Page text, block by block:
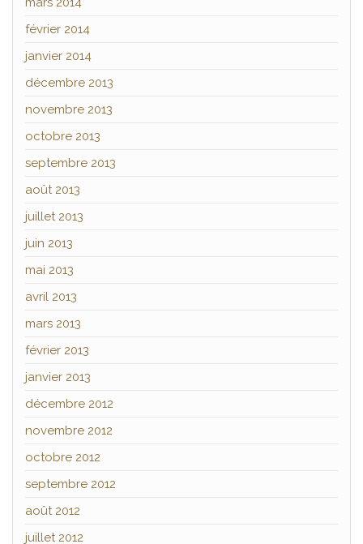
février 2014
janvier 2014
décembre 2013
novembre 2013
octobre 2013
septembre 2013
août 2013
juillet 2013
juin 2013
mai 2013
avril 2013
mars 2013
février 2013
janvier 2013
décembre 2012
novembre 2012
octobre 2012
septembre 2012
août 2012
juillet 2012